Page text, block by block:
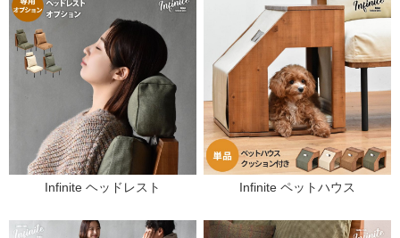
Infinite ヘッドレスト Infinite ペットハウス